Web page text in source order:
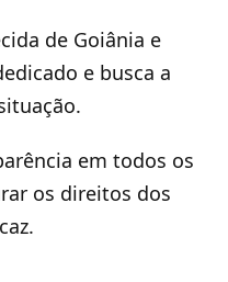
de Goiânia e
e busca a
em todos os
os direitos dos